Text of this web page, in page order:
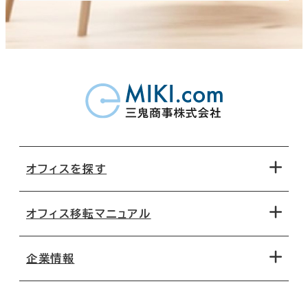
オフィスを探す
地図から探す
路線・駅から探す
オフィス移転マニュアル
企業情報